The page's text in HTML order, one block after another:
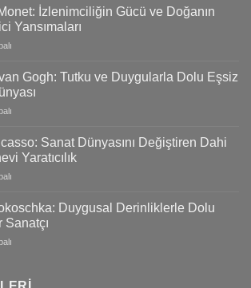
İzlenimciliğin Gücü ve Doğanın
Yansımaları
Gogh: Tutku ve Duygularla Dolu Eşsiz
Sanat Dünyasını Değiştiren Dahi
Yaratıcılık
Duygusal Derinliklerle Dolu
Sanatçı